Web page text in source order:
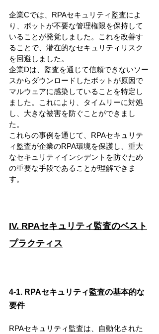
企業Cでは、RPAセキュリティ監査によ
り、ボットが不要な管理権限を保持して
いることが発覚しました。これを改善す
ることで、潜在的なセキュリティリスク
を回避しました。
企業Dは、監査を通じて信頼できないソー
スからダウンロードしたボットが原因で
マルウェアに感染していることを特定し
ました。これにより、タイムリーに対処
し、大きな被害を防ぐことができまし
た。
これらの事例を通じて、RPAセキュリテ
ィ監査が企業のRPA環境を保護し、重大
なセキュリティインシデントを防ぐため
の重要な手段であることが理解できま
す。
IV. RPAセキュリティ監査のベスト
プラクティス
4-1. RPAセキュリティ監査の基本的な
要件
RPAセキュリティ監査は、自動化された